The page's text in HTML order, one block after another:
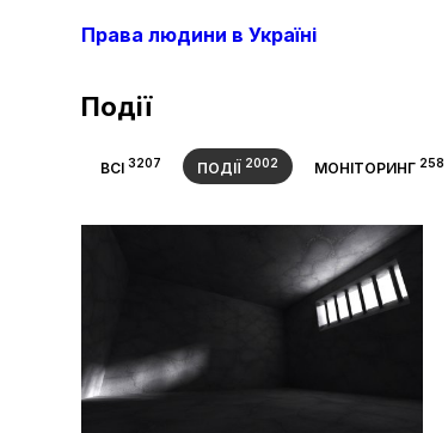
Права людини в Україні
Події
ВСІ3207 ПОДІЇ2002 МОНІТОРИНГ258